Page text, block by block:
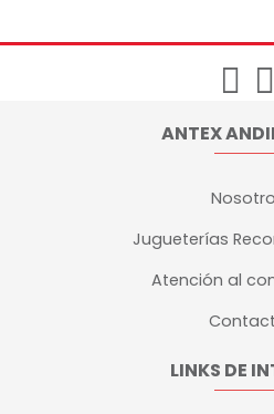
ANTEX
Jugueterías
Atención al
LINKS DE